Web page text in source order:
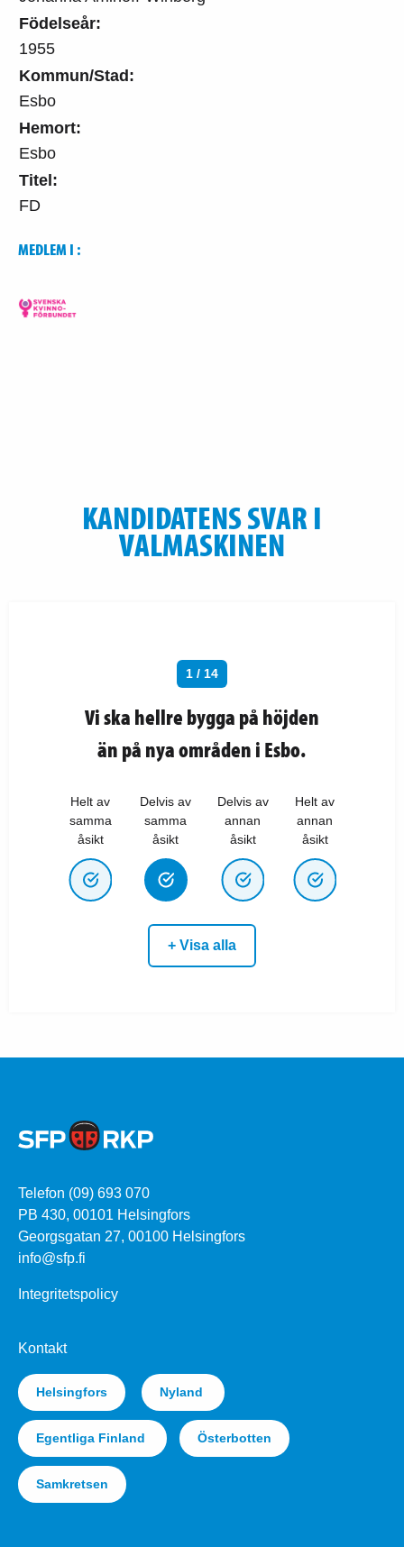
Födelseår:
1955
Kommun/Stad:
Esbo
Hemort:
Esbo
Titel:
FD
MEDLEM I :
KANDIDATENS SVAR I
VALMASKINEN
1 / 14
Vi ska hellre bygga på höjden
än på nya områden i Esbo.
Helt av
samma
åsikt
Delvis av
samma
åsikt
Delvis av
annan
åsikt
Helt av
annan
åsikt
+ Visa alla
Telefon (09) 693 070
PB 430, 00101 Helsingfors
Georgsgatan 27, 00100 Helsingfors
info@sfp.fi
Integritetspolicy
Kontakt
Helsingfors Nyland
Egentliga Finland Österbotten
Samkretsen